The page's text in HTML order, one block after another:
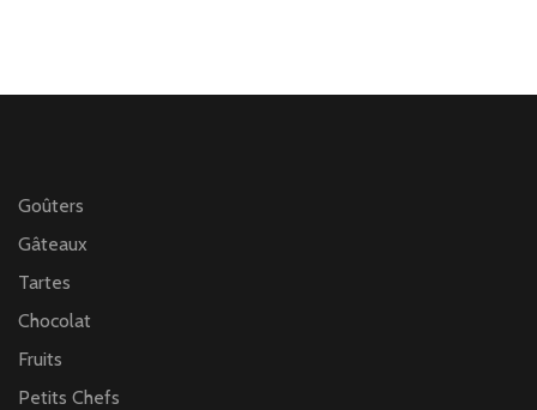
Goûters
Gâteaux
Tartes
Chocolat
Fruits
Petits Chefs